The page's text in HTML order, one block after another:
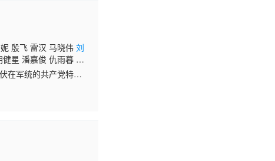
殷飞 雷汉 马晓伟刘
星 潘嘉俊 仇雨暮 潘
文超 惠建国 柳冰
伽芮 霍亚楠 王涵 孙
在军统的共产党特工
命一击，郑耀先不得